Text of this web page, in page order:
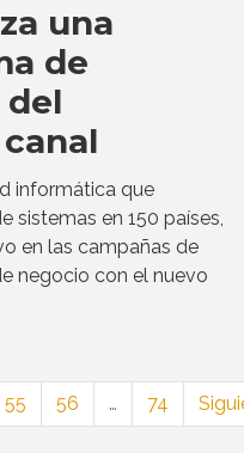
una
de
informática que
sistemas en 150 países,
en las campañas de
negocio con el nuevo
55 56 … 74